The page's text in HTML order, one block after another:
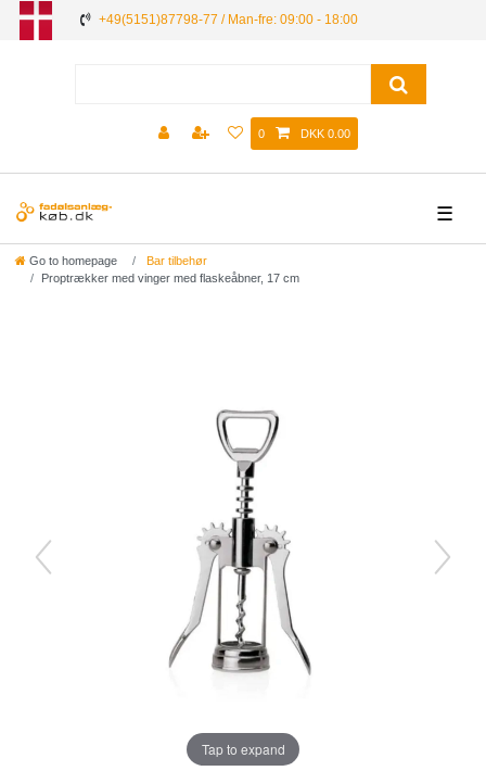
+49(5151)87798-77 / Man-fre: 09:00 - 18:00
0 DKK 0.00
☰
Go to homepage
Bar tilbehør
Proptrækker med vinger med flaskeåbner, 17 cm
Tap to expand